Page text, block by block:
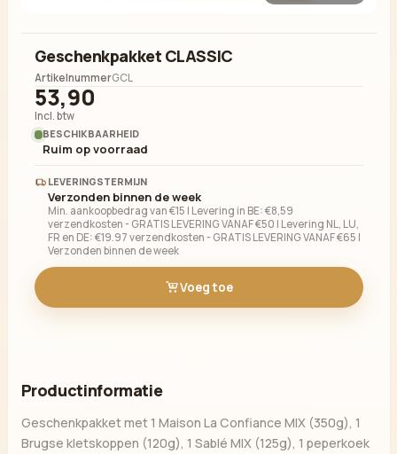
Geschenkpakket CLASSIC
ArtikelnummerGCL
53,90
Incl. btw
BESCHIKBAARHEID
Ruim op voorraad
LEVERINGSTERMIJN
Verzonden binnen de week
Min. aankoopbedrag van €15 | Levering in BE: €8,59
verzendkosten - GRATIS LEVERING VANAF €50 | Levering NL, LU,
FR en DE: €19.97 verzendkosten - GRATIS LEVERING VANAF €65 |
Verzonden binnen de week
Voeg toe
Productinformatie
Geschenkpakket met 1 Maison La Confiance MIX (350g), 1
Brugse kletskoppen (120g), 1 Sablé MIX (125g), 1 peperkoek